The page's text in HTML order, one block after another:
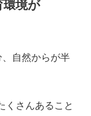
環境が
自然からが半
くさんあること